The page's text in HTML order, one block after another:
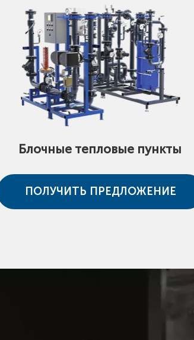
Блочные тепловые пункты
ПОЛУЧИТЬ ПРЕДЛОЖЕНИЕ